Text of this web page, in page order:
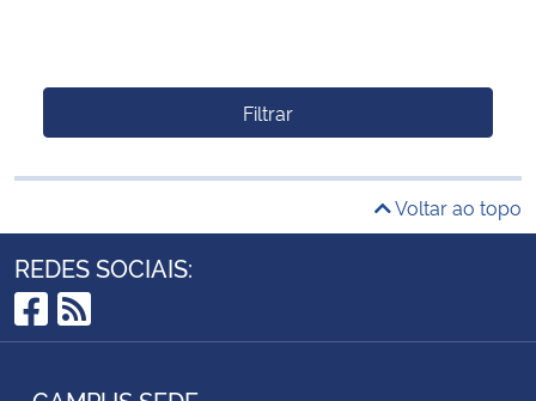
Filtrar
Voltar ao topo
REDES SOCIAIS:
Facebook
RSS